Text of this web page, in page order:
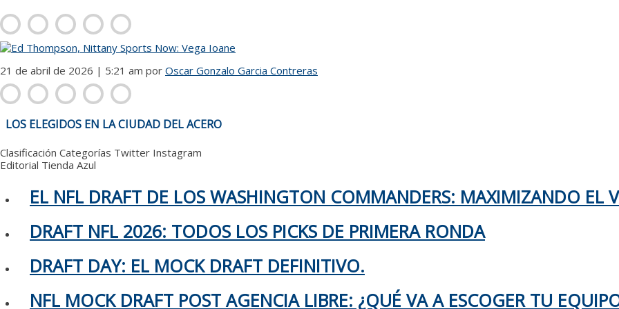
21 de abril de 2026 | 5:21 am por Oscar Gonzalo Garcia Contreras
NAVEGACIÓN
DE
ENTRADAS
LOS ELEGIDOS EN LA CIUDAD DEL ACERO
Clasificación Categorías Twitter Instagram
Editorial Tienda Azul
EL NFL DRAFT DE LOS WASHINGTON COMMANDERS: MAXIMIZANDO EL
DRAFT NFL 2026: TODOS LOS PICKS DE PRIMERA RONDA
DRAFT DAY: EL MOCK DRAFT DEFINITIVO.
NFL MOCK DRAFT POST AGENCIA LIBRE: ¿QUÉ VA A ESCOGER TU